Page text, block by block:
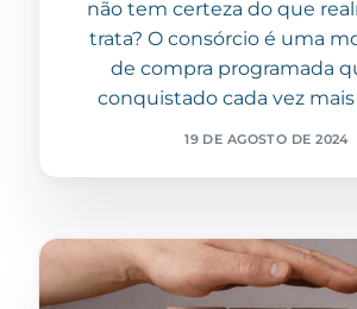
não tem certeza do que
trata? O consórcio é uma
de compra programada
conquistado cada vez mais
19 DE AGOSTO DE 2024